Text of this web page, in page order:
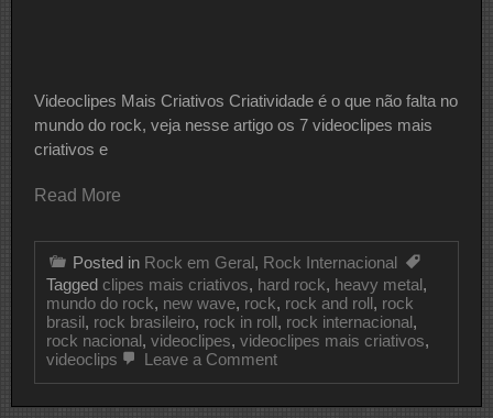
Videoclipes Mais Criativos Criatividade é o que não falta no
mundo do rock, veja nesse artigo os 7 videoclipes mais
criativos e
Read More
Posted in Rock em Geral, Rock Internacional
Tagged clipes mais criativos, hard rock, heavy metal,
mundo do rock, new wave, rock, rock and roll, rock
brasil, rock brasileiro, rock in roll, rock internacional,
rock nacional, videoclipes, videoclipes mais criativos,
videoclips
Leave a Commenton